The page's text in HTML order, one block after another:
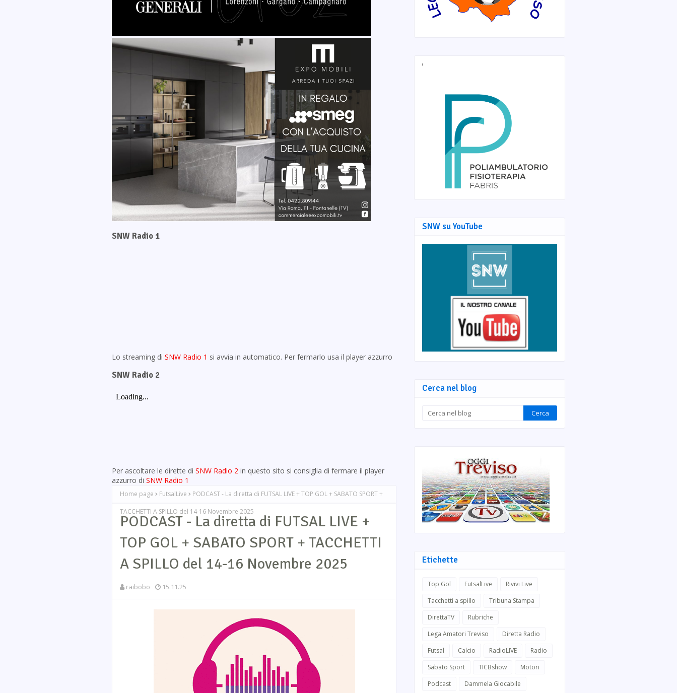
SNW Radio 1
Lo streaming di SNW Radio 1 si avvia in automatico. Per fermarlo usa il player azzurro
SNW Radio 2
Per ascoltare le dirette di SNW Radio 2 in questo sito si consiglia di fermare il player
azzurro di SNW Radio 1
Home page FutsalLive PODCAST - La diretta di FUTSAL LIVE + TOP GOL + SABATO SPORT +
TACCHETTI A SPILLO del 14-16 Novembre 2025
PODCAST - La diretta di FUTSAL LIVE +
TOP GOL + SABATO SPORT + TACCHETTI
A SPILLO del 14-16 Novembre 2025
raibobo 15.11.25
SNW su YouTube
Cerca nel blog
Etichette
Top Gol FutsalLive
Rivivi Live
Tacchetti a spillo
Tribuna Stampa
DirettaTV
Rubriche
Lega Amatori Treviso
Diretta Radio
Futsal
Calcio RadioLIVE
Radio
Sabato Sport
TICBshow
Motori
Podcast
Dammela Giocabile